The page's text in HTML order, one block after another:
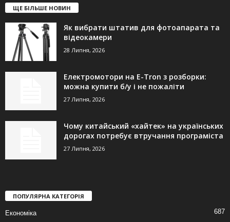
ЩЕ БІЛЬШЕ НОВИН
Як вибрати штатив для фотоапарата та
відеокамери
28 Липня, 2026
Електромотори на E-Tron з розборки:
можна купити б/у і не пожаліти
27 Липня, 2026
Чому китайський «хайтек» на українських
дорогах потребує втручання програміста
27 Липня, 2026
ПОПУЛЯРНА КАТЕГОРІЯ
Економіка 687